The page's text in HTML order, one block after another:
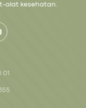
alat kesehatan.
01